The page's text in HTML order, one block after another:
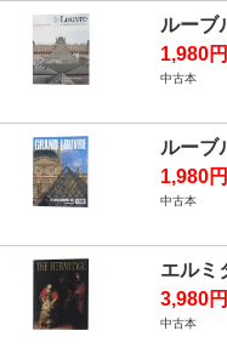
ルーブ
1,980
中古本
ルーブ
1,980
中古本
エルミ
3,980
中古本